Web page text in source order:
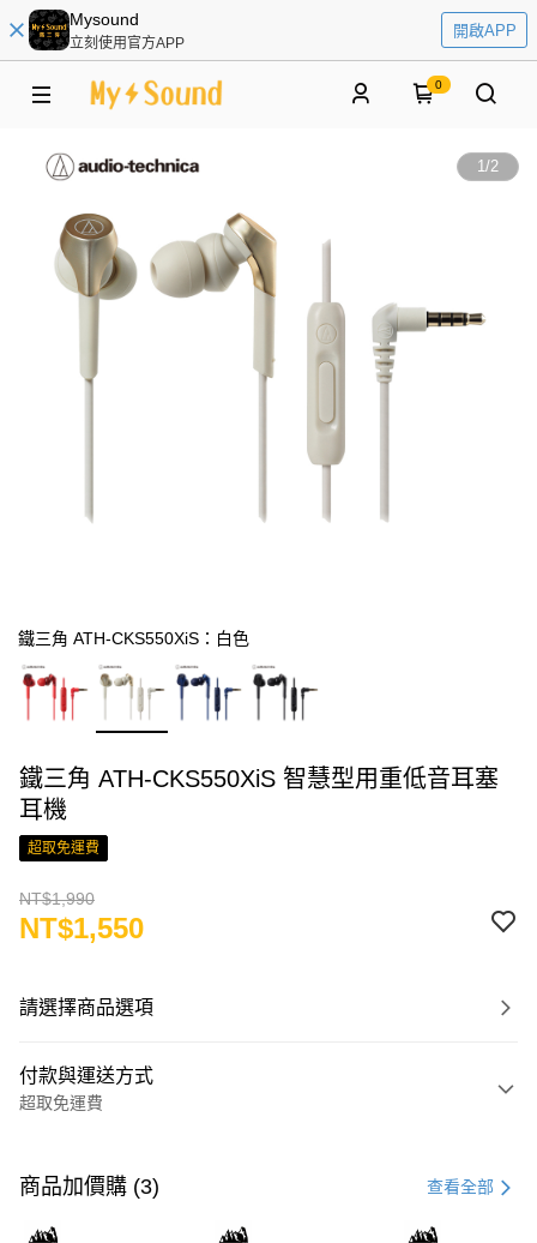
Mysound
立刻使用官方APP
開啟APP
0
1/2
鐵三角 ATH-CKS550XiS：白色
鐵三角 ATH-CKS550XiS 智慧型用重低音耳塞
耳機
超取免運費
NT$1,990
NT$1,550
請選擇商品選項
付款與運送方式
超取免運費
信用卡一次付款
LINE Pay
商品加價購 (3) 查看全部